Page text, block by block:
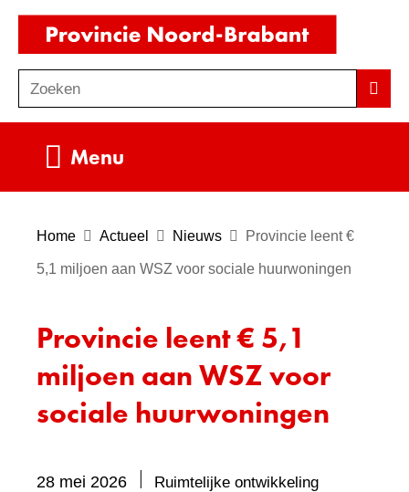
Ga
de
inhoud
o
e
Zoeken
Menu
Home Actueel Nieuws Provincie leent €
5,1 miljoen aan WSZ voor sociale huurwoningen
Provincie leent € 5,1
miljoen aan WSZ voor
sociale huurwoningen
28 mei 2026 Ruimtelijke ontwikkelingBevat